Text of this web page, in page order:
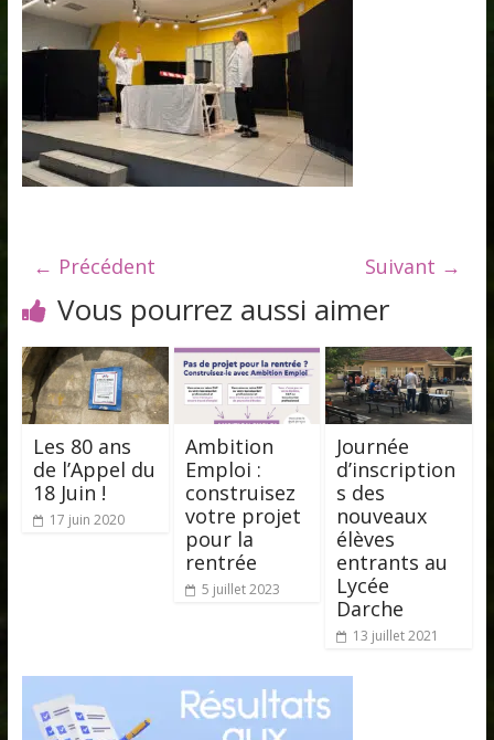
← Précédent Suivant →
Vous pourrez aussi aimer
Les 80 ans
de l’Appel du
18 Juin !
17 juin 2020
Ambition
Emploi :
construisez
votre projet
pour la
rentrée
5 juillet 2023
Journée
d’inscription
s des
nouveaux
élèves
entrants au
Lycée
Darche
13 juillet 2021